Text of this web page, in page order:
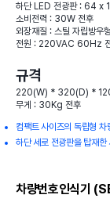
하단 LED 전광판 : 64 x
소비전력 : 30W 전후
외장재질 : 스틸 자립방우
전원 : 220VAC 60Hz
규격
220(W) * 320(D) *
무게 : 30Kg 전후
컴팩트 사이즈의 독립형 차
하단 세로 전광판을 탑재한
차량번호인식기